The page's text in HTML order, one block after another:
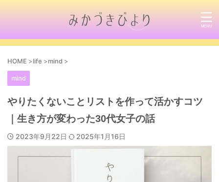
HOME >life >mind >
mind
やりたくないことリストを作って活かすコツ
｜生き方が変わった30代女子の話
2023年9月22日 2025年1月16日